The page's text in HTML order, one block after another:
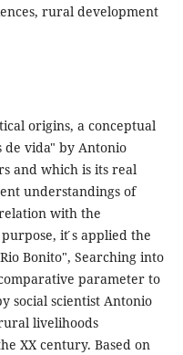
rural development
origins, a conceptual
vida" by Antonio
and which is its real
understandings of
with the
it ́s applied the
Bonito", Searching into
parameter to
social scientist Antonio
livelihoods
XX century. Based on